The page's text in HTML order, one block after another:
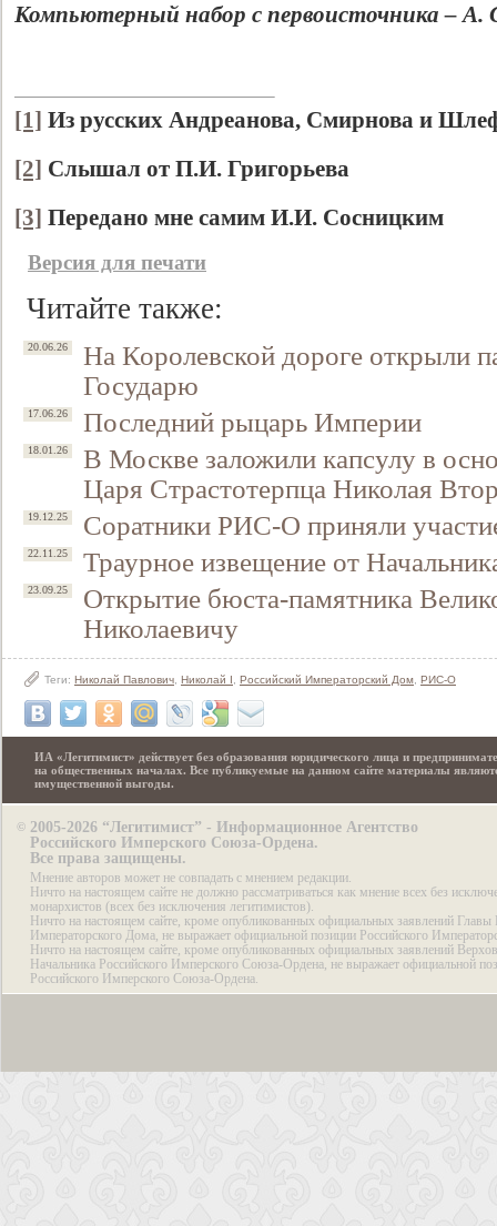
Компьютерный набор с первоисточника – А.
[1] Из русских Андреанова, Смирнова и
[2] Слышал от П.И. Григорьева
[3] Передано мне самим И.И. Сосницким
Версия для печати
Читайте также:
20.06.26
На Королевской дороге открыли
Государю
17.06.26 Последний рыцарь Империи
18.01.26
В Москве заложили капсулу в
Царя Страстотерпца Николая
19.12.25 Соратники РИС-О приняли
22.11.25 Траурное извещение от
23.09.25
Открытие бюста-памятника
Николаевичу
Теги: Николай Павлович Николай I Российский Императорский Дом РИС-О
ИА «Легитимист» действует без образования юридического лица и
на общественных началах. Все публикуемые на данном сайте материалы
имущественной выгоды.
© 2005-2026 “Легитимист” - Информационное Агентство
Российского Имперского Союза-Ордена.
Все права защищены.
Мнение авторов может не совпадать с мнением редакции.
Ничто на настоящем сайте не должно рассматриваться как мнение всех без
монархистов (всех без исключения легитимистов).
Ничто на настоящем сайте, кроме опубликованных официальных заявлений Главы
Императорского Дома, не выражает официальной позиции Российского
Ничто на настоящем сайте, кроме опубликованных официальных заявлений
Начальника Российского Имперского Союза-Ордена, не выражает официальной
Российского Имперского Союза-Ордена.